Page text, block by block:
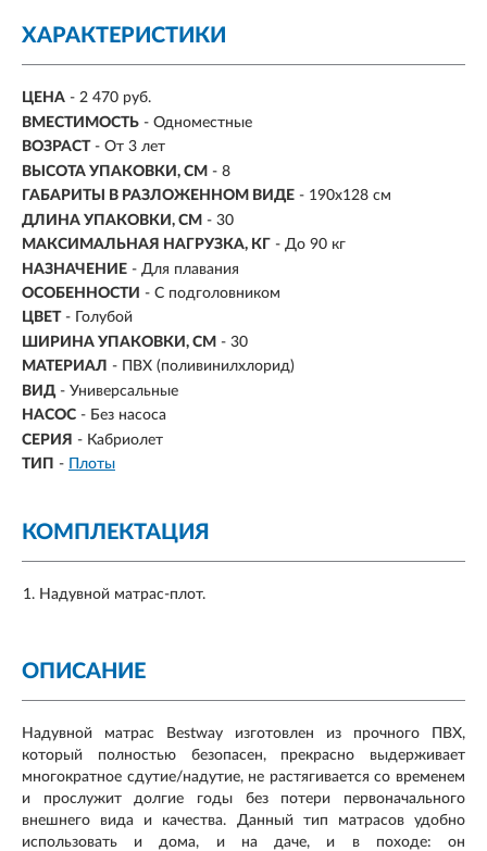
ХАРАКТЕРИСТИКИ
ЦЕНА - 2 470 руб.
ВМЕСТИМОСТЬ - Одноместные
ВОЗРАСТ - От 3 лет
ВЫСОТА УПАКОВКИ, СМ - 8
ГАБАРИТЫ В РАЗЛОЖЕННОМ ВИДЕ - 190х128 см
ДЛИНА УПАКОВКИ, СМ - 30
МАКСИМАЛЬНАЯ НАГРУЗКА, КГ - До 90 кг
НАЗНАЧЕНИЕ - Для плавания
ОСОБЕННОСТИ - С подголовником
ЦВЕТ - Голубой
ШИРИНА УПАКОВКИ, СМ - 30
МАТЕРИАЛ - ПВХ (поливинилхлорид)
ВИД - Универсальные
НАСОС - Без насоса
СЕРИЯ - Кабриолет
ТИП - Плоты
КОМПЛЕКТАЦИЯ
Надувной матрас-плот.
ОПИСАНИЕ
Надувной матрас Bestway изготовлен из прочного ПВХ,
который полностью безопасен, прекрасно выдерживает
многократное сдутие/надутие, не растягивается со временем
и прослужит долгие годы без потери первоначального
внешнего вида и качества. Данный тип матрасов удобно
использовать и дома, и на даче, и в походе: он